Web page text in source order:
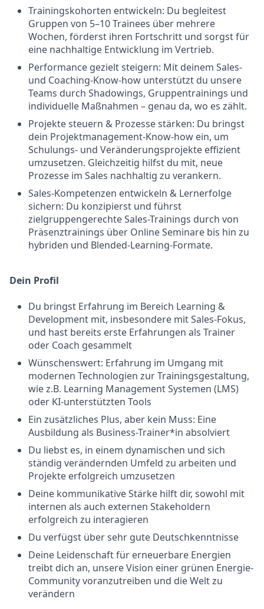
Trainingskohorten entwickeln: Du begleitest
Gruppen von 5–10 Trainees über mehrere
Wochen, förderst ihren Fortschritt und sorgst für
eine nachhaltige Entwicklung im Vertrieb.
Performance gezielt steigern: Mit deinem Sales-
und Coaching-Know-how unterstützt du unsere
Teams durch Shadowings, Gruppentrainings und
individuelle Maßnahmen – genau da, wo es zählt.
Projekte steuern & Prozesse stärken: Du bringst
dein Projektmanagement-Know-how ein, um
Schulungs- und Veränderungsprojekte effizient
umzusetzen. Gleichzeitig hilfst du mit, neue
Prozesse im Sales nachhaltig zu verankern.
Sales-Kompetenzen entwickeln & Lernerfolge
sichern: Du konzipierst und führst
zielgruppengerechte Sales-Trainings durch von
Präsenztrainings über Online Seminare bis hin zu
hybriden und Blended-Learning-Formate.
Dein Profil
Du bringst Erfahrung im Bereich Learning &
Development mit, insbesondere mit Sales-Fokus,
und hast bereits erste Erfahrungen als Trainer
oder Coach gesammelt
Wünschenswert: Erfahrung im Umgang mit
modernen Technologien zur Trainingsgestaltung,
wie z.B. Learning Management Systemen (LMS)
oder KI-unterstützten Tools
Ein zusätzliches Plus, aber kein Muss: Eine
Ausbildung als Business-Trainer*in absolviert
Du liebst es, in einem dynamischen und sich
ständig verändernden Umfeld zu arbeiten und
Projekte erfolgreich umzusetzen
Deine kommunikative Stärke hilft dir, sowohl mit
internen als auch externen Stakeholdern
erfolgreich zu interagieren
Du verfügst über sehr gute Deutschkenntnisse
Deine Leidenschaft für erneuerbare Energien
treibt dich an, unsere Vision einer grünen Energie-
Community voranzutreiben und die Welt zu
verändern